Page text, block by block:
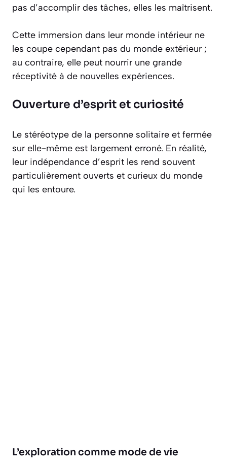
pas d’accomplir des tâches, elles les maîtrisent.
Cette immersion dans leur monde intérieur ne
les coupe cependant pas du monde extérieur ;
au contraire, elle peut nourrir une grande
réceptivité à de nouvelles expériences.
Ouverture d’esprit et curiosité
Le stéréotype de la personne solitaire et fermée
sur elle-même est largement erroné. En réalité,
leur indépendance d’esprit les rend souvent
particulièrement ouverts et curieux du monde
qui les entoure.
L’exploration comme mode de vie